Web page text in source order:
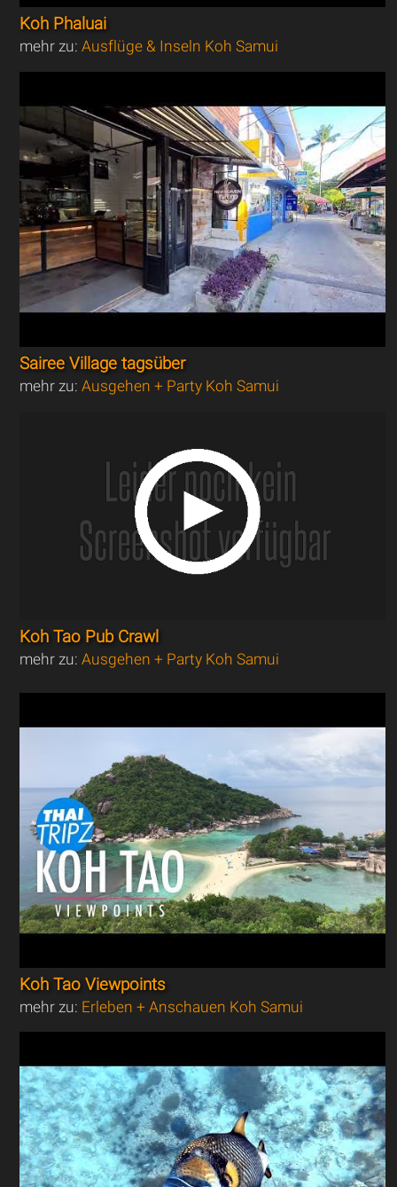
Koh Phaluai
mehr zu:Ausflüge & Inseln Koh Samui
Sairee Village tagsüber
mehr zu:Ausgehen + Party Koh Samui
Koh Tao Pub Crawl
mehr zu:Ausgehen + Party Koh Samui
Koh Tao Viewpoints
mehr zu: Erleben + Anschauen Koh Samui